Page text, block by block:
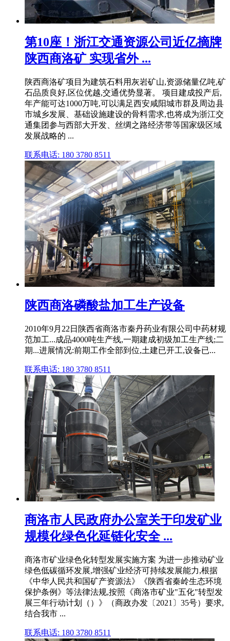
第10座！浙江交通资源公司近亿摘牌
陕西商洛矿 实现省外 ...
陕西商洛矿项目为建筑石料用灰岩矿山,资源储量亿吨,矿
石品质良好,区位优越,交通优势显著。 项目建成投产后,
年产能可达1000万吨,可以满足西安咸阳城市群及周边县
市城乡发展、基础设施建设的骨料需求,也将成为浙江交
通集团参与西部大开发、丝绸之路经济带等国家级区域
发展战略的 ...
联系电话: 180 3780 8511
陕西商洛磷酸盐加工生产设备
2010年9月22日陕西省商洛市秦丹药业有限公司中药材规
范加工...成品4000吨生产线,一期建成初级加工生产线;二
期...进展情况:前期工作全部到位,土建已开工,设备已...
联系电话: 180 3780 8511
商洛市人民政府办公室关于印发矿业
规模化绿色化延链化安全 ...
商洛市矿业绿色化转型发展实施方案 为进一步推动矿业
绿色低碳循环发展,增强矿业经济可持续发展能力,根据
《中华人民共和国矿产资源法》《陕西省秦岭生态环境
保护条例》等法律法规,按照《商洛市矿业"五化"转型发
展三年行动计划（）》（商政办发〔2021〕35号）要求,
结合我市 ...
联系电话: 180 3780 8511